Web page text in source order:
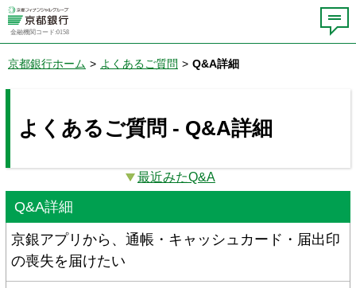
金融機関コード:0158
京都銀行ホーム > よくあるご質問 > Q&A詳細
よくあるご質問 - Q&A詳細
最近みたQ&A
Q&A詳細
京銀アプリから、通帳・キャッシュカード・届出印
の喪失を届けたい